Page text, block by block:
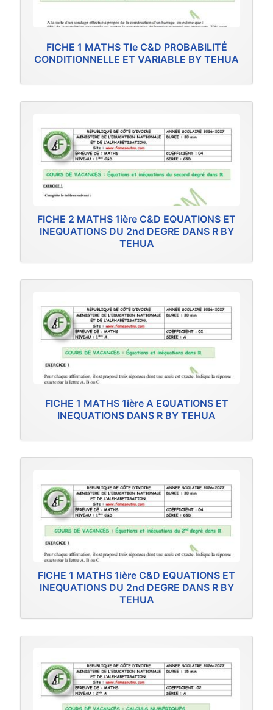
FICHE 1 MATHS Tle C&D PROBABILITÉ
CONDITIONNELLE ET VARIABLE BY TEHUA
FICHE 2 MATHS 1ière C&D EQUATIONS ET
INEQUATIONS DU 2nd DEGRE DANS R BY
TEHUA
FICHE 1 MATHS 1ière A EQUATIONS ET
INEQUATIONS DANS R BY TEHUA
FICHE 1 MATHS 1ière C&D EQUATIONS ET
INEQUATIONS DU 2nd DEGRE DANS R BY
TEHUA